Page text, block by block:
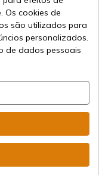
1998
Os cookies de
são utilizados para
personalizados.
de dados pessoais